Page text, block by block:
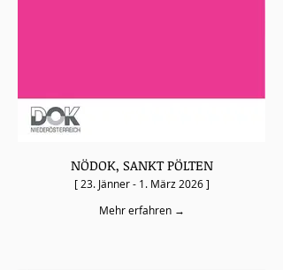
NÖDOK, SANKT PÖLTEN
[ 23. Jänner - 1. März 2026 ]
Mehr erfahren →